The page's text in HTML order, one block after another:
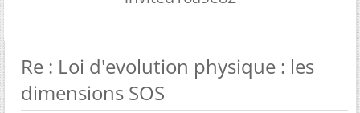
Re : Loi d'evolution physique : les
dimensions SOS